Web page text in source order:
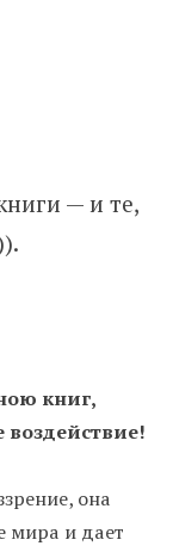
— и те,
книг,
она
мира и дает